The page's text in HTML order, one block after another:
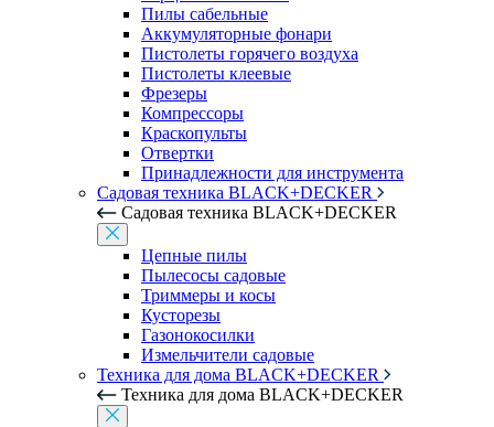
Пилы сабельные
Аккумуляторные фонари
Пистолеты горячего воздуха
Пистолеты клеевые
Фрезеры
Компрессоры
Краскопульты
Отвертки
Принадлежности для инструмента
Садовая техника BLACK+DECKER
Садовая техника BLACK+DECKER
Цепные пилы
Пылесосы садовые
Триммеры и косы
Кусторезы
Газонокосилки
Измельчители садовые
Техника для дома BLACK+DECKER
Техника для дома BLACK+DECKER